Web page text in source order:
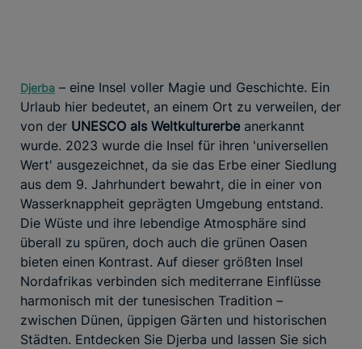
Djerba – eine Insel voller Magie und Geschichte. Ein
Urlaub hier bedeutet, an einem Ort zu verweilen, der
von der UNESCO als Weltkulturerbe anerkannt
wurde. 2023 wurde die Insel für ihren 'universellen
Wert' ausgezeichnet, da sie das Erbe einer Siedlung
aus dem 9. Jahrhundert bewahrt, die in einer von
Wasserknappheit geprägten Umgebung entstand.
Die Wüste und ihre lebendige Atmosphäre sind
überall zu spüren, doch auch die grünen Oasen
bieten einen Kontrast. Auf dieser größten Insel
Nordafrikas verbinden sich mediterrane Einflüsse
harmonisch mit der tunesischen Tradition –
zwischen Dünen, üppigen Gärten und historischen
Städten. Entdecken Sie Djerba und lassen Sie sich